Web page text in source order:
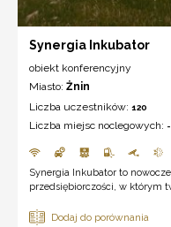
Synergia Inkubator
obiekt konferencyjny
Miasto: Żnin
Liczba uczestników: 120
Liczba miejsc noclegowych:
Synergia Inkubator to
przedsiębiorczości, w którym